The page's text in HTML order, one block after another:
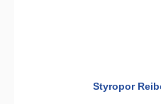
Styropor